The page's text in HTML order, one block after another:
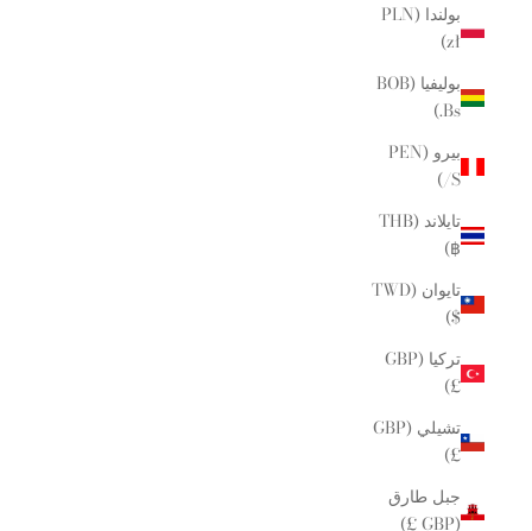
بولندا (PLN
zł)
بوليفيا (BOB
Bs.)
بيرو (PEN
S/)
تايلاند (THB
฿)
تايوان (TWD
$)
تركيا (GBP
£)
تشيلي (GBP
£)
جبل طارق
(GBP £)